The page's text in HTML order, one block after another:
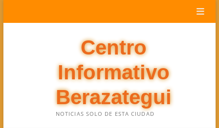
Centro
Informativo
Berazategui
NOTICIAS SOLO DE ESTA CIUDAD